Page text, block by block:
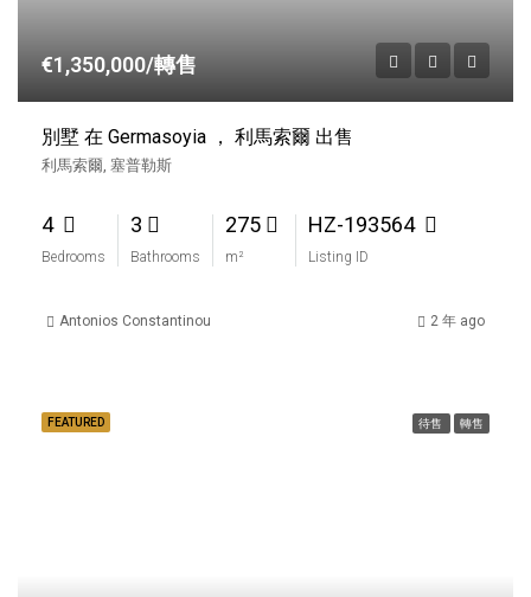
€1,350,000/轉售
別墅 在 Germasoyia ， 利馬索爾 出售
利馬索爾, 塞普勒斯
4
Bedrooms
3
Bathrooms
275
m²
HZ-193564
Listing ID
Antonios Constantinou 2 年 ago
FEATURED 待售 轉售